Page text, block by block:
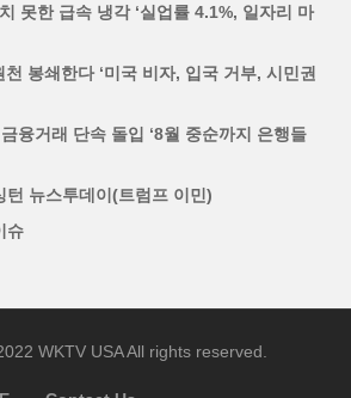
못한 급속 냉각 ‘실업률 4.1%, 일자리 마
봉쇄한다 ‘미국 비자, 입국 거부, 시민권
융거래 단속 돌입 ‘8월 중순까지 은행들
뉴스투데이(트럼프 이민)
슈
WKTV USA All rights reserved.